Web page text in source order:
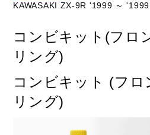
KAWASAKI
BUELL CAGIVA
HARLEY DAVIDSON
KTM
KAWASAKI ZX-9R '1999 ～ '1999
コンビキット(フロ
リング)
コンビキット (フ
リング)